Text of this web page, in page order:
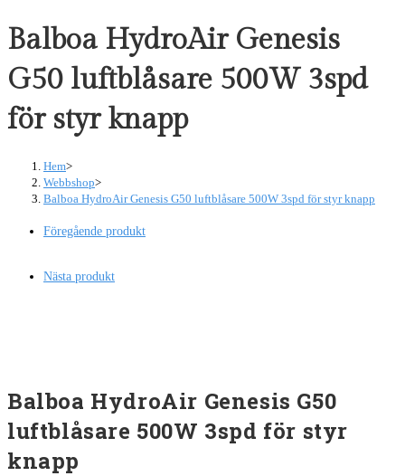
G50
500W
för
knapp
mängd
Balboa HydroAir Genesis
G50 luftblåsare 500W 3spd
för styr knapp
Hem>
Webbshop>
Balboa HydroAir Genesis G50 luftblåsare 500W 3spd för styr knapp
Föregående produkt
Nästa produkt
Balboa HydroAir Genesis G50
luftblåsare 500W 3spd för styr
knapp